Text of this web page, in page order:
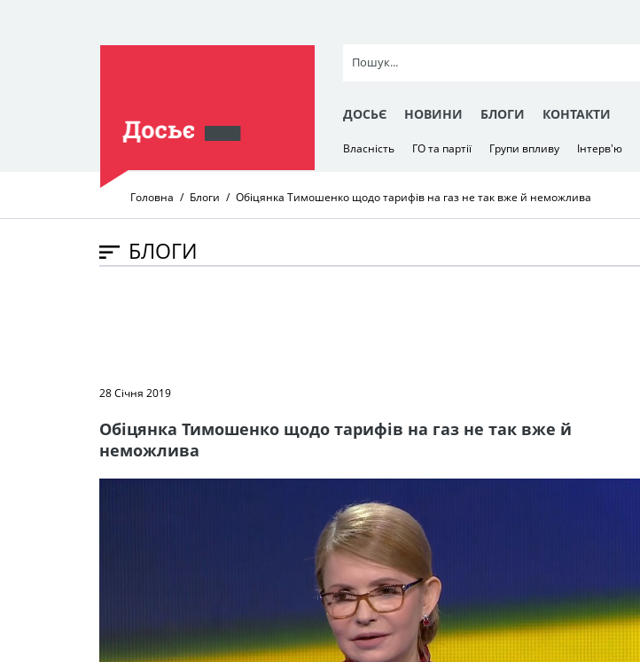
ДОСЬЄ НОВИНИ БЛОГИ КОНТАКТИ
Власність ГО та партії Групи впливу Інтерв'ю
Головна Блоги Обіцянка Тимошенко щодо тарифів на газ не так вже й неможлива
БЛОГИ
28 Січня 2019
Обіцянка Тимошенко щодо тарифів на газ не так вже й
неможлива